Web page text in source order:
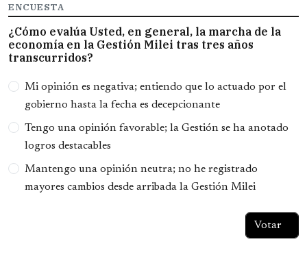
ENCUESTA
¿Cómo evalúa Usted, en general, la marcha de la
economía en la Gestión Milei tras tres años
transcurridos?
Opciones
Mi opinión es negativa; entiendo que lo actuado por el
gobierno hasta la fecha es decepcionante
Tengo una opinión favorable; la Gestión se ha anotado
logros destacables
Mantengo una opinión neutra; no he registrado
mayores cambios desde arribada la Gestión Milei